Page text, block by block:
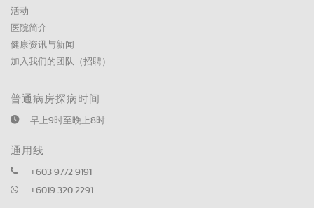
活动
医院简介
健康资讯与新闻
加入我们的团队（招聘）
普通病房探病时间
早上9时至晚上8时
通用线
+603 9772 9191
+6019 320 2291